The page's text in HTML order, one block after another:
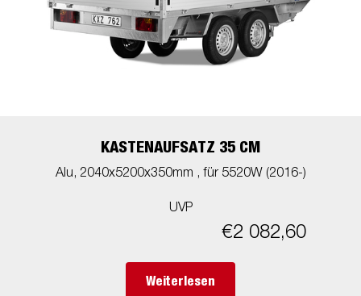
KASTENAUFSATZ 35 CM
Alu, 2040x5200x350mm , für 5520W (2016-)
UVP
€2 082,60
Weiterlesen